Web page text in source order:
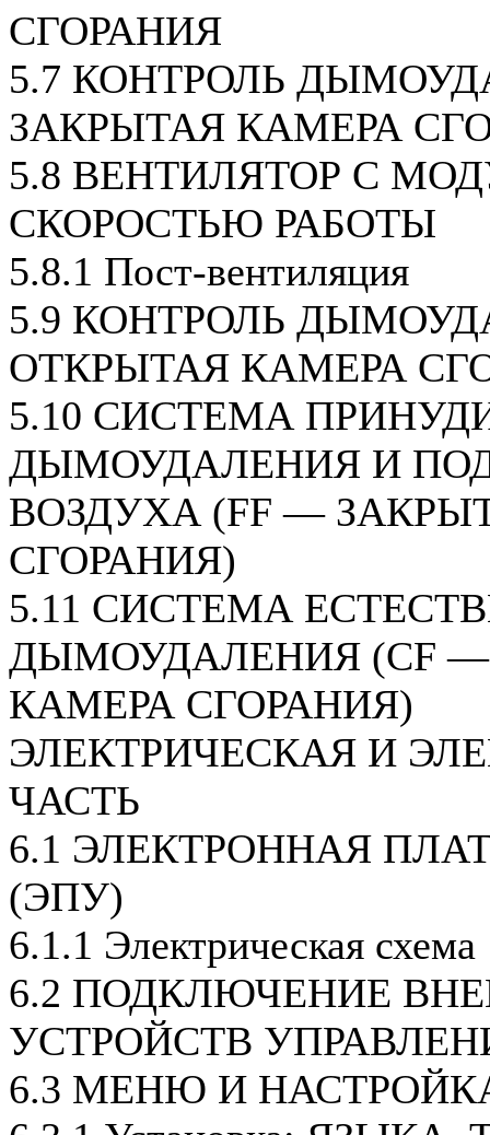
СГОРАНИЯ
5.7 КОНТРОЛЬ
ЗАКРЫТАЯ КАМЕРА
5.8 ВЕНТИЛЯТОР С
СКОРОСТЬЮ РАБОТЫ
5.8.1 Пост-вентиляция
5.9 КОНТРОЛЬ
ОТКРЫТАЯ КАМЕРА
5.10 СИСТЕМА
ДЫМОУДАЛЕНИЯ И
ВОЗДУХА (FF —
СГОРАНИЯ)
5.11 СИСТЕМА
ДЫМОУДАЛЕНИЯ (CF
КАМЕРА СГОРАНИЯ)
ЭЛЕКТРИЧЕСКАЯ И
ЧАСТЬ
6.1 ЭЛЕКТРОННАЯ
(ЭПУ)
6.1.1 Электрическая схема
6.2 ПОДКЛЮЧЕНИЕ
УСТРОЙСТВ
6.3 МЕНЮ И